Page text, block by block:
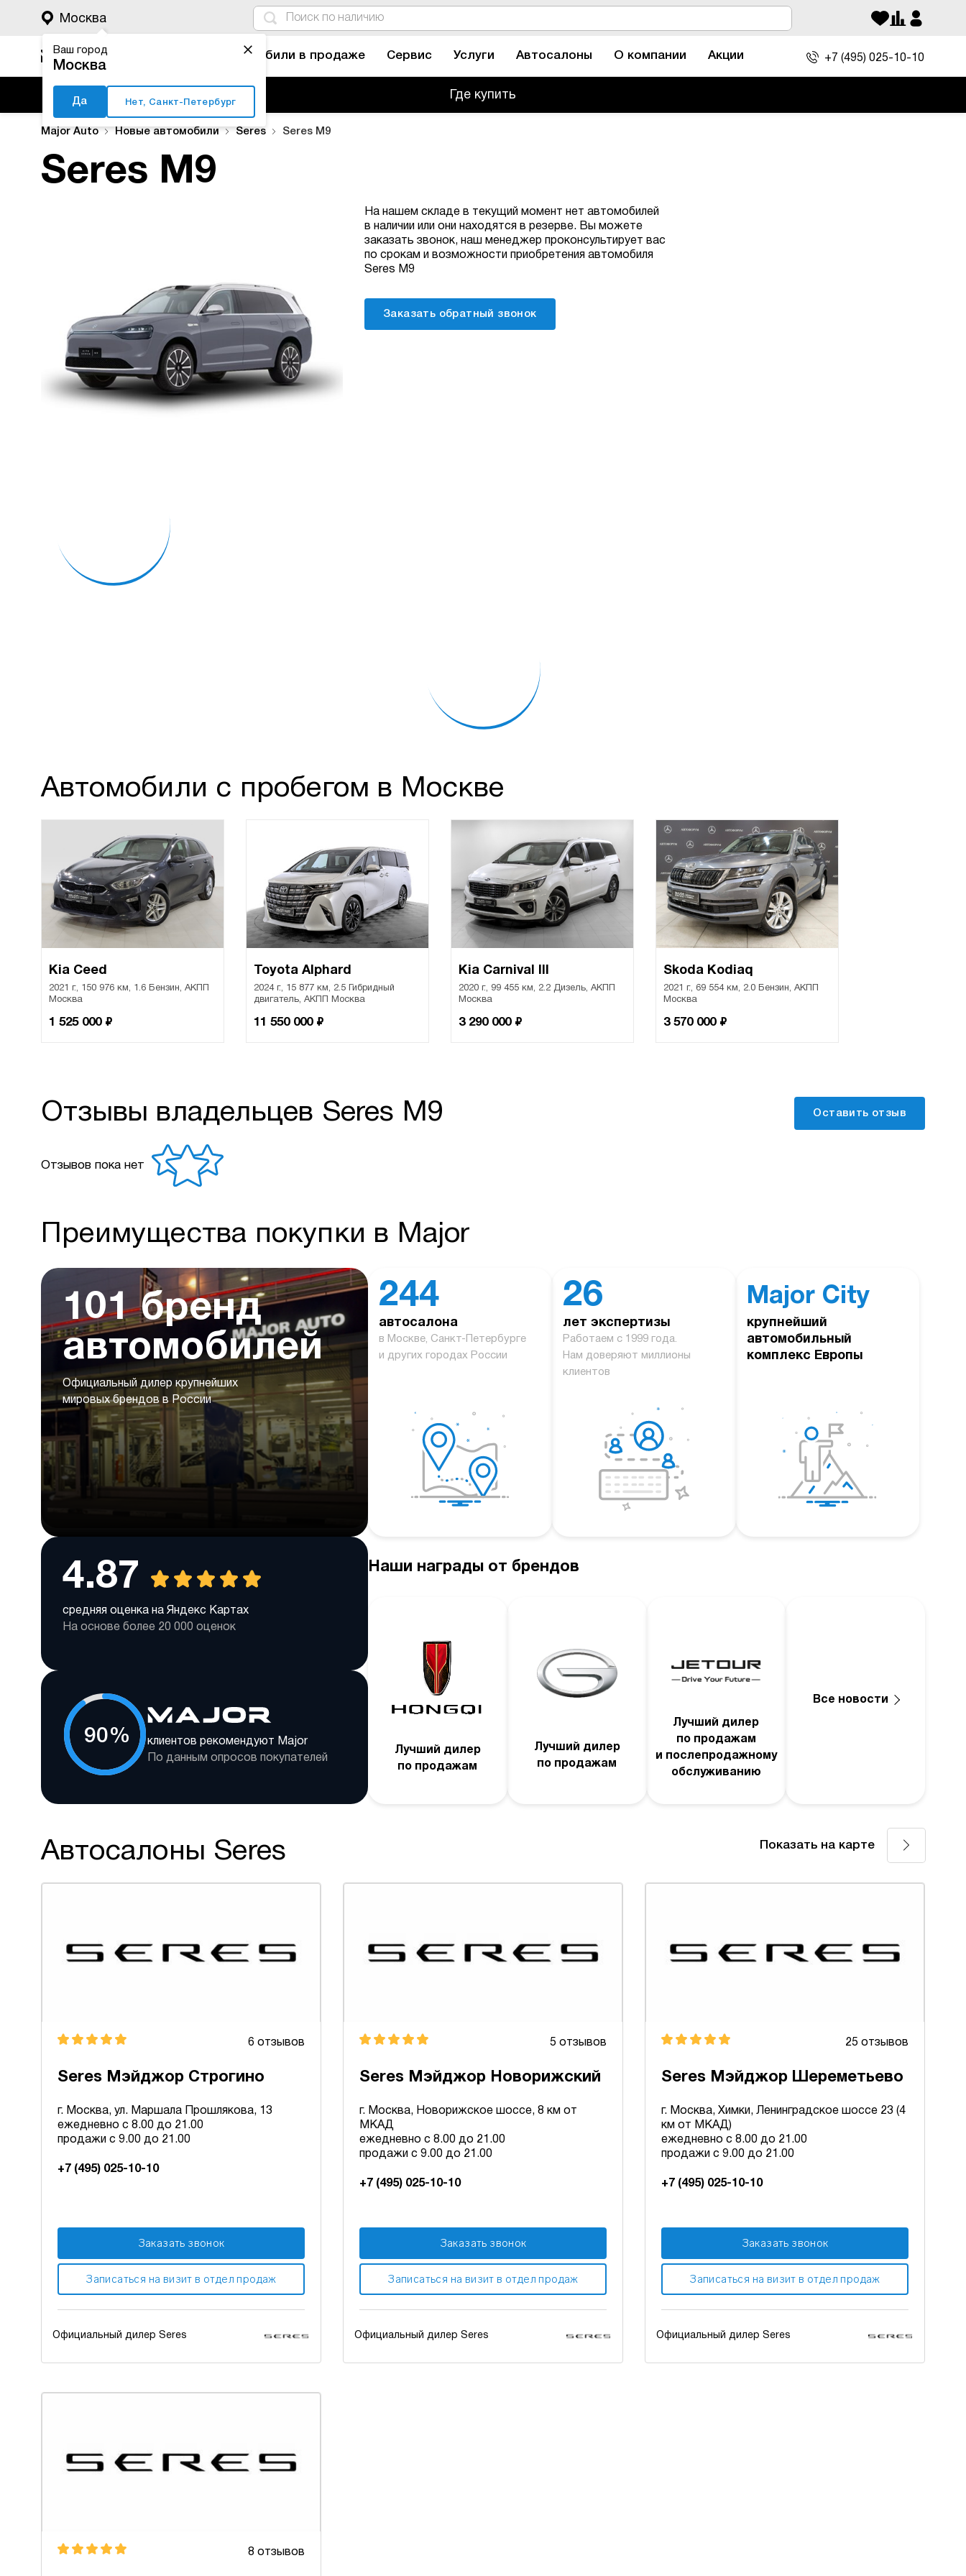
Москва
Ваш город
Москва
Да Нет, Санкт-Петербург
Автомобили в продаже Сервис Услуги Автосалоны О компании Акции +7 (495) 025-10-10
Где купить
Major Auto Новые автомобили Seres Seres M9
Seres M9
На нашем складе в текущий момент нет автомобилей
в наличии или они находятся в резерве. Вы можете
заказать звонок, наш менеджер проконсультирует вас
по срокам и возможности приобретения автомобиля
Seres M9
Заказать обратный звонок
Автомобили с пробегом в Москве
Kia Ceed
2021 г., 150 976 км, 1.6 Бензин, АКПП
Москва
1 525 000 ₽
Toyota Alphard
2024 г., 15 877 км, 2.5 Гибридный
двигатель, АКПП Москва
11 550 000 ₽
Kia Carnival III
2020 г., 99 455 км, 2.2 Дизель, АКПП
Москва
3 290 000 ₽
Skoda Kodiaq
2021 г., 69 554 км, 2.0 Бензин, АКПП
Москва
3 570 000 ₽
Отзывы владельцев Seres M9 Оставить отзыв
Отзывов пока нет
Преимущества покупки в Major
101 бренд
автомобилей
Официальный дилер крупнейших
мировых брендов в России
244
автосалона
в Москве, Санкт-Петербурге
и других городах России
26
лет экспертизы
Работаем с 1999 года.
Нам доверяют миллионы
клиентов
Major City
крупнейший
автомобильный
комплекс Европы
4.87
средняя оценка на Яндекс Картах
На основе более 20 000 оценок
90%
клиентов рекомендуют Major
По данным опросов покупателей
Наши награды от брендов
Лучший дилер
по продажам
Лучший дилер
по продажам
Лучший дилер
по продажам
и послепродажному
обслуживанию
Все новости
Показать на карте
Автосалоны Seres
6 отзывов
Seres Мэйджор Строгино
г. Москва, ул. Маршала Прошлякова, 13
ежедневно с 8.00 до 21.00
продажи с 9.00 до 21.00
+7 (495) 025-10-10
Заказать звонок
Записаться на визит в отдел продаж
Официальный дилер Seres
5 отзывов
Seres Мэйджор Новорижский
г. Москва, Новорижское шоссе, 8 км от
МКАД
ежедневно с 8.00 до 21.00
продажи с 9.00 до 21.00
+7 (495) 025-10-10
Заказать звонок
Записаться на визит в отдел продаж
Официальный дилер Seres
25 отзывов
Seres Мэйджор Шереметьево
г. Москва, Химки, Ленинградское шоссе 23 (4
км от МКАД)
ежедневно с 8.00 до 21.00
продажи с 9.00 до 21.00
+7 (495) 025-10-10
Заказать звонок
Записаться на визит в отдел продаж
Официальный дилер Seres
8 отзывов